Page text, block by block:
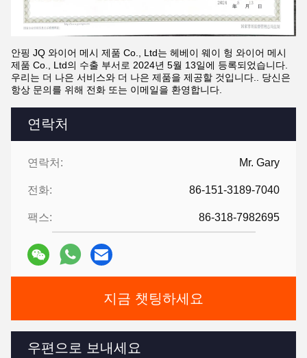
연락처
연락처: Mr. Gary
전화: 86-151-3189-7040
팩스: 86-318-7982695
지금 챗팅하세요
우편으로 보내세요
안핑 JQ 와이어 메시 제품 Co., Ltd는 헤베이 웨이 헝 와이어 메시
제품 Co., Ltd의 수출 부서로 2024년 5월 13일에 등록되었습니다.
우리는 더 나은 서비스와 더 나은 제품을 제공할 것입니다.. 당신은
항상 문의를 위해 전화 또는 이메일을 환영합니다.